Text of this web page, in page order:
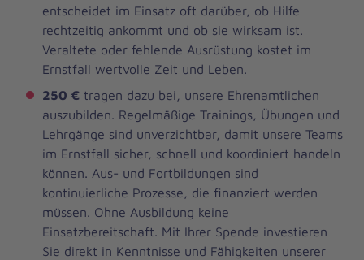
entscheidet im Einsatz oft darüber, ob Hilfe
rechtzeitig ankommt und ob sie wirksam ist.
Veraltete oder fehlende Ausrüstung kostet im
Ernstfall wertvolle Zeit und Leben.
250 € tragen dazu bei, unsere Ehrenamtlichen
auszubilden. Regelmäßige Trainings, Übungen und
Lehrgänge sind unverzichtbar, damit unsere Teams
im Ernstfall sicher, schnell und koordiniert handeln
können. Aus- und Fortbildungen sind
kontinuierliche Prozesse, die finanziert werden
müssen. Ohne Ausbildung keine
Einsatzbereitschaft. Mit Ihrer Spende investieren
Sie direkt in Kenntnisse und Fähigkeiten unserer